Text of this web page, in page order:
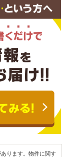
ります。物件に関す